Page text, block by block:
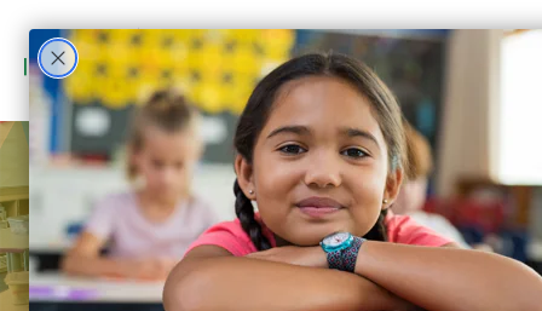
LOS ESTUDIANTES ESTÁN
RECUPERANDO TERRENO
ESTE VERANO